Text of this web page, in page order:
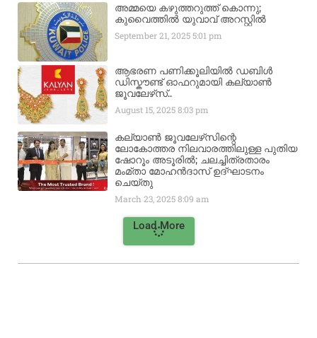
അമ്മയെ കഴുത്തറുത്ത് കൊന്നു;
കുവൈത്തിൽ യുവാവ് അറസ്റ്റിൽ
September 21, 20255:01 pm
ആഭരണ പണിക്കൂലിയിൽ ഡബിൾ
ഡിസ്കൗണ്ട് ഓഫറുമായി കല്യാൺ
ജൂവലേഴ്‌സ്..
August 15, 20258:03 pm
കല്യാൺ ജൂവലേഴ്‌സിന്റെ
ലോകോത്തര നിലവാരത്തിലുള്ള പുതിയ
ഷോറൂം അടൂരിൽ; ചലച്ചിത്രതാരം
മംമ്താ മോഹൻദാസ് ഉദ്ഘാടനം
ചെയ്‌തു
March 23, 20258:09 am
Load More